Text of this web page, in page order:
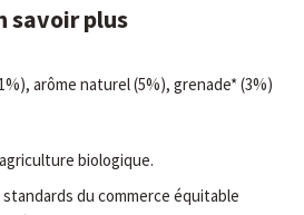
savoir plus
arôme naturel (5%), grenade* (3%)
biologique.
du commerce équitable